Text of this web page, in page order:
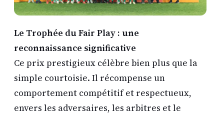
Le Trophée du Fair Play : une
reconnaissance significative
Ce prix prestigieux célèbre bien plus que la
simple courtoisie. Il récompense un
comportement compétitif et respectueux,
envers les adversaires, les arbitres et le